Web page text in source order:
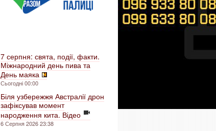
7 серпня: свята, події, факти.
Міжнародний день пива та
День маяка
Сьогодні 00:00
Біля узбережжя Австралії дрон
зафіксував момент
народження кита. Відео
6 Серпня 2026 23:38